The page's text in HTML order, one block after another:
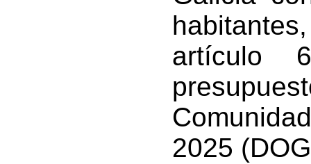
artículo
2025